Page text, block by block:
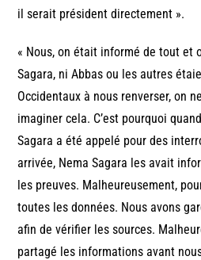
il serait président directement ».
« Nous, on était informé de tout et
Sagara, ni Abbas ou les autres
Occidentaux à nous renverser, on
imaginer cela. C’est pourquoi
Sagara a été appelé pour des
arrivée, Nema Sagara les avait
les preuves. Malheureusement,
toutes les données. Nous avons
afin de vérifier les sources.
partagé les informations avant